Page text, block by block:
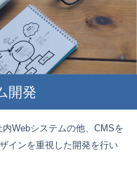
開発
Webシステムの他、CMSを
インを重視した開発を行い